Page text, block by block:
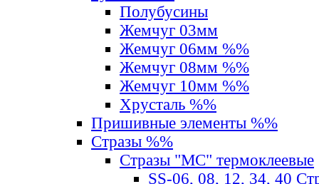
Полубусины
Жемчуг 03мм
Жемчуг 06мм %%
Жемчуг 08мм %%
Жемчуг 10мм %%
Хрусталь %%
Пришивные элементы %%
Стразы %%
Стразы "MС" термоклеевые
SS-06, 08, 12, 34, 40